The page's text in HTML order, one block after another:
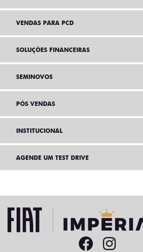
VENDAS PARA PCD
SOLUÇÕES FINANCEIRAS
SEMINOVOS
PÓS VENDAS
INSTITUCIONAL
AGENDE UM TEST DRIVE